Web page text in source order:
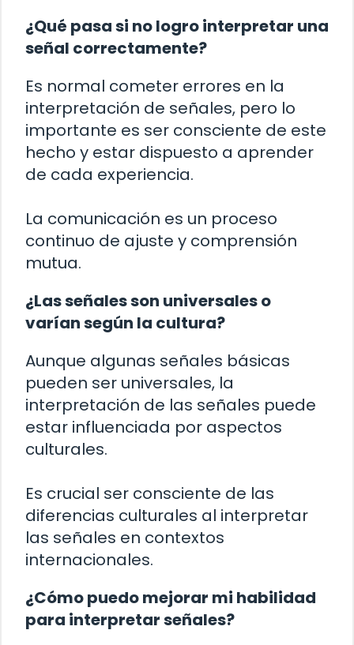
¿Qué pasa si no logro interpretar una
señal correctamente?
Es normal cometer errores en la
interpretación de señales, pero lo
importante es ser consciente de este
hecho y estar dispuesto a aprender
de cada experiencia.
La comunicación es un proceso
continuo de ajuste y comprensión
mutua.
¿Las señales son universales o
varían según la cultura?
Aunque algunas señales básicas
pueden ser universales, la
interpretación de las señales puede
estar influenciada por aspectos
culturales.
Es crucial ser consciente de las
diferencias culturales al interpretar
las señales en contextos
internacionales.
¿Cómo puedo mejorar mi habilidad
para interpretar señales?